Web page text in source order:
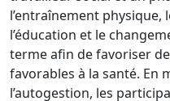
l’entraînement physique,
l’éducation et le
terme afin de favoriser
favorables à la santé. En
l’autogestion, les